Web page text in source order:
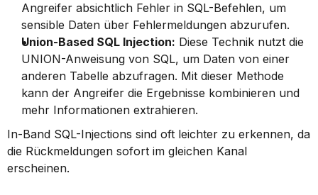
Angreifer absichtlich Fehler in SQL-Befehlen, um
sensible Daten über Fehlermeldungen abzurufen.
Union-Based SQL Injection: Diese Technik nutzt die
UNION-Anweisung von SQL, um Daten von einer
anderen Tabelle abzufragen. Mit dieser Methode
kann der Angreifer die Ergebnisse kombinieren und
mehr Informationen extrahieren.
In-Band SQL-Injections sind oft leichter zu erkennen, da
die Rückmeldungen sofort im gleichen Kanal
erscheinen.